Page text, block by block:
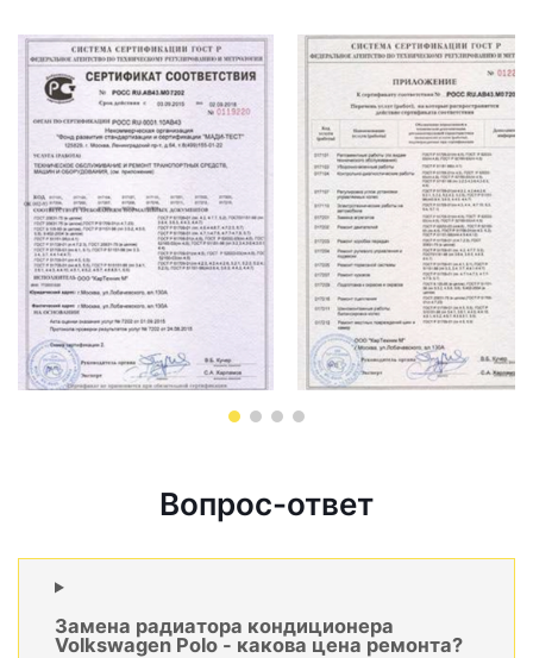
Вопрос-ответ
Замена радиатора кондиционера
Volkswagen Polo - какова цена ремонта?